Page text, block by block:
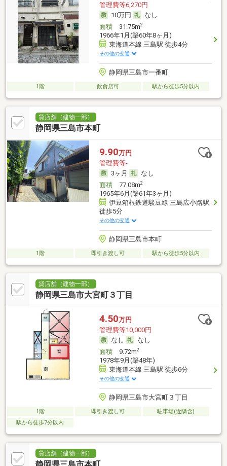
管理費等6,270円
10万円
なし
面積31.75m2
1966年1月(築60年8ヶ月)
東海道本線 三島駅 徒歩4分
その他の交通
静岡県三島市一番町
1階 飲食店可 駅から徒歩5分以内
貸店舗（建物一部）
静岡県三島市本町
9.90万円
管理費等-
3ヶ月
なし
面積77.08m2
1965年6月(築61年3ヶ月)
伊豆箱根鉄道駿豆線 三島広小路駅
徒歩5分
その他の交通
静岡県三島市本町
1階 即引き渡し可 駅から徒歩5分以内
貸店舗（建物一部）
静岡県三島市大宮町３丁目
4.50万円
管理費等10,000円
なし
なし
面積9.72m2
1978年9月(築48年)
東海道本線 三島駅 徒歩6分
その他の交通
静岡県三島市大宮町３丁目
1階 即引き渡し可
駐車場(近隣含)
駅から徒歩7分以内
貸店舗（建物一部）